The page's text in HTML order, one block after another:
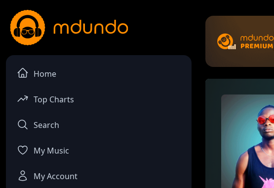
Home
Top Charts
Search
My Music
My Account